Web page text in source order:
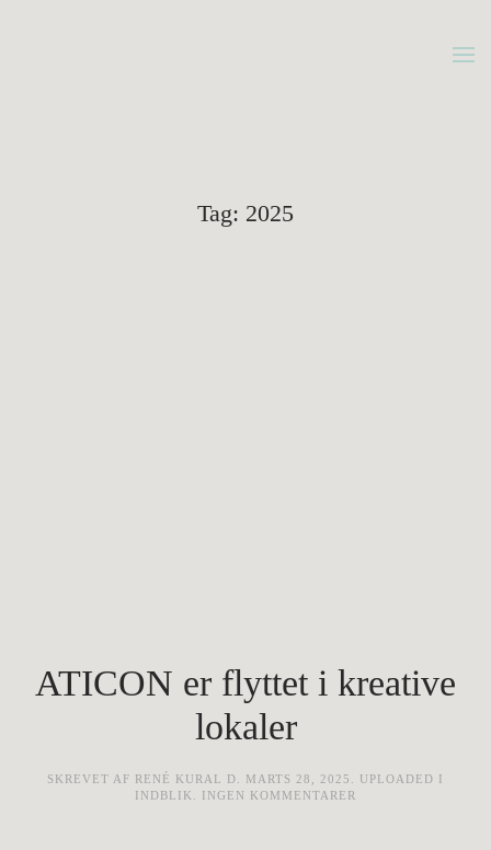
Tag: 2025
ATICON er flyttet i kreative
lokaler
SKREVET AF RENÉ KURAL D. MARTS 28, 2025
. UPLOADED I
INDBLIK
INGEN KOMMENTARER